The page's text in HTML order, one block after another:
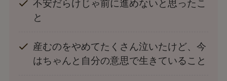
不安だらけじゃ前に進めないと思ったこ
と
産むのをやめてたくさん泣いたけど、今
はちゃんと自分の意思で生きていること